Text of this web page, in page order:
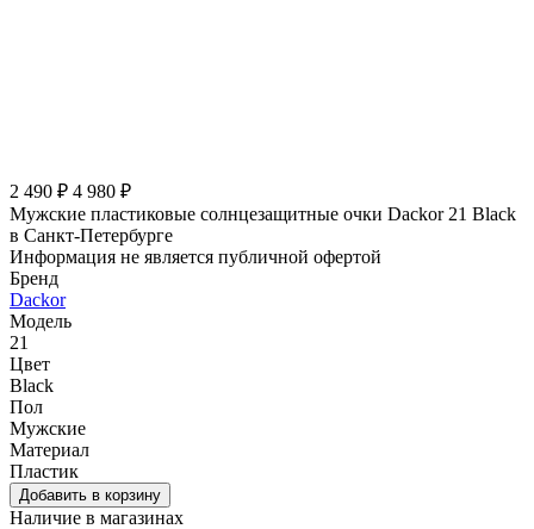
2 490 ₽ 4 980 ₽
Мужские пластиковые солнцезащитные очки Dackor 21 Black
в Санкт-Петербурге
Информация не является публичной офертой
Бренд
Dackor
Модель
21
Цвет
Black
Пол
Мужские
Материал
Пластик
Наличие в магазинах